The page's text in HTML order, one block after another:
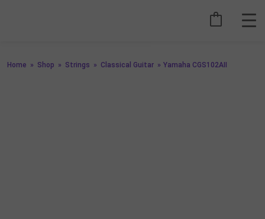
Home » Shop » Strings » Classical Guitar » Yamaha CGS102AII